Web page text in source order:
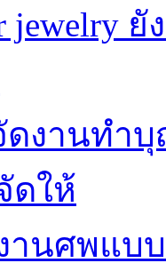
jewelry
ดงานทำ
ดให้
านศพแบ